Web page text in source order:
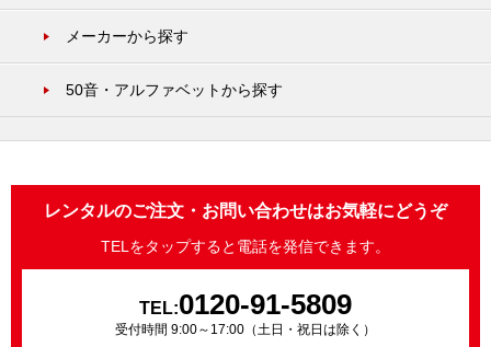
メーカーから探す
50音・アルファベットから探す
レンタルのご注文・お問い合わせはお気軽にどうぞ
TELをタップすると電話を発信できます。
TEL:0120-91-5809
受付時間 9:00～17:00（土日・祝日は除く）